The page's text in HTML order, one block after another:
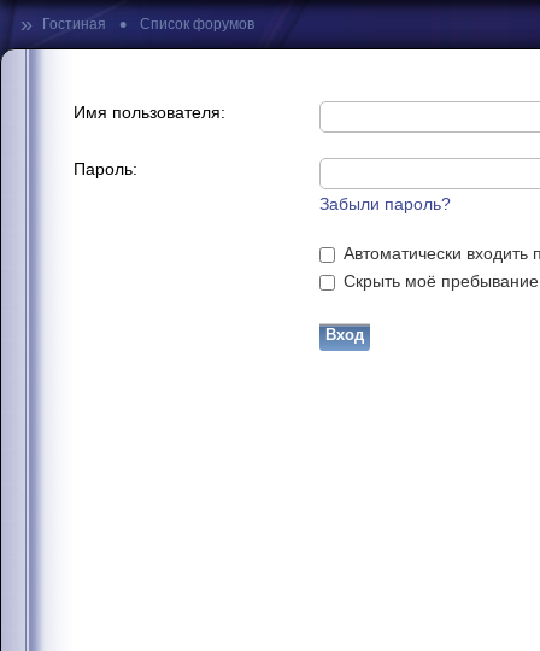
» Гостиная • Список форумов
Имя пользователя:
Пароль:
Забыли пароль?
Автоматически
Скрыть моё пребывание